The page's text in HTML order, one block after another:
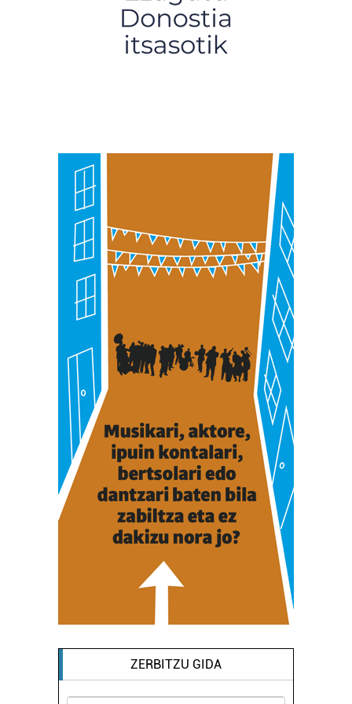
ZERBITZU GIDA